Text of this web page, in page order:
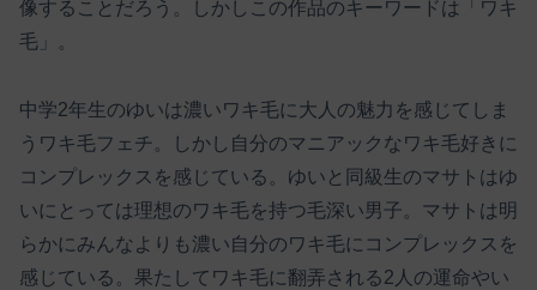
像することだろう。しかしこの作品のキーワードは「ワキ
毛」。
中学2年生のゆいは濃いワキ毛に大人の魅力を感じてしま
うワキ毛フェチ。しかし自分のマニアックなワキ毛好きに
コンプレックスを感じている。ゆいと同級生のマサトはゆ
いにとっては理想のワキ毛を持つ毛深い男子。マサトは明
らかにみんなよりも濃い自分のワキ毛にコンプレックスを
感じている。果たしてワキ毛に翻弄される2人の運命やい